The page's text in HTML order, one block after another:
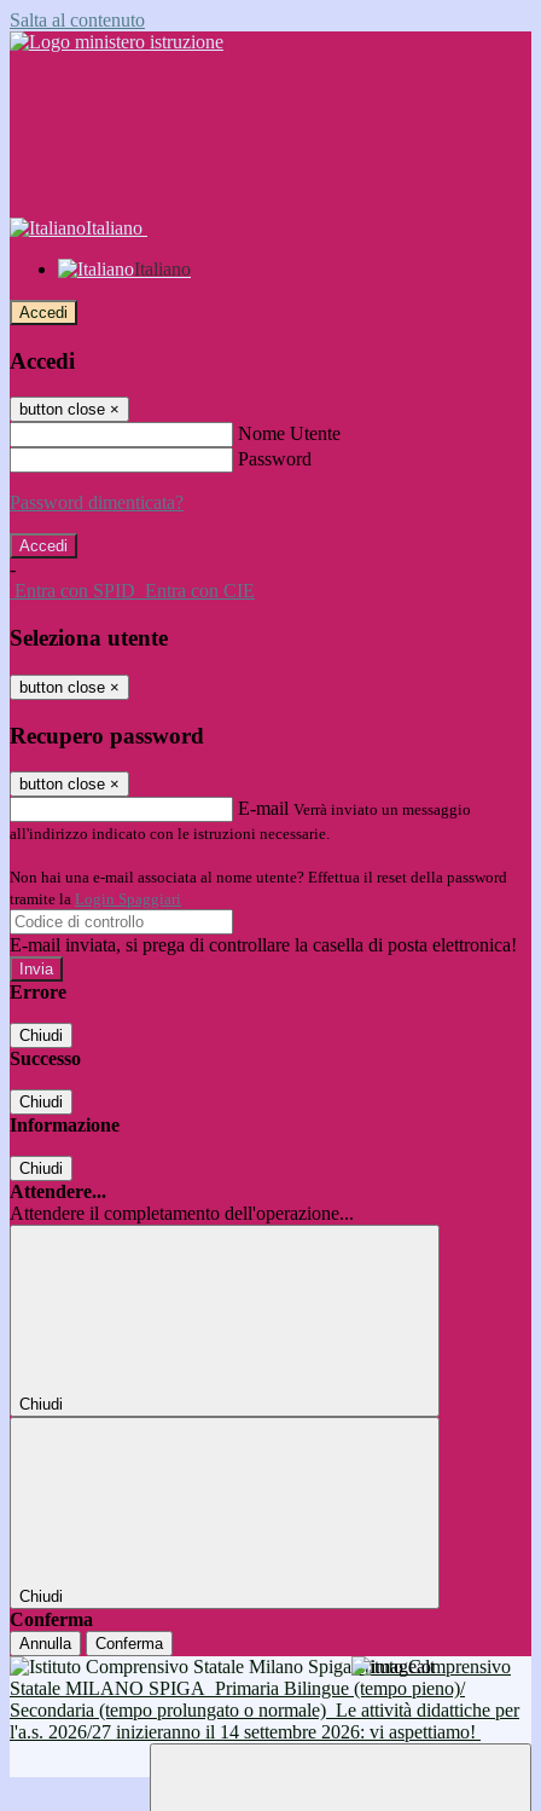
Salta al contenuto
Italiano
Italiano
Accedi
Accedi
button close ×
Nome Utente
Password
Password dimenticata?
-
Entra con SPID Entra con CIE
Seleziona utente
button close ×
Recupero password
button close ×
E-mail Verrà inviato un messaggio
all'indirizzo indicato con le istruzioni necessarie.
Non hai una e-mail associata al nome utente? Effettua il reset della password
tramite la Login Spaggiari
E-mail inviata, si prega di controllare la casella di posta elettronica!
Errore
Chiudi
Successo
Chiudi
Informazione
Chiudi
Attendere...
Attendere il completamento dell'operazione...
Chiudi
Chiudi
Conferma
Annulla Conferma
Istituto Comprensivo
Statale MILANO SPIGA Primaria Bilingue (tempo pieno)/
Secondaria (tempo prolungato o normale) Le attività didattiche per
l'a.s. 2026/27 inizieranno il 14 settembre 2026: vi aspettiamo!